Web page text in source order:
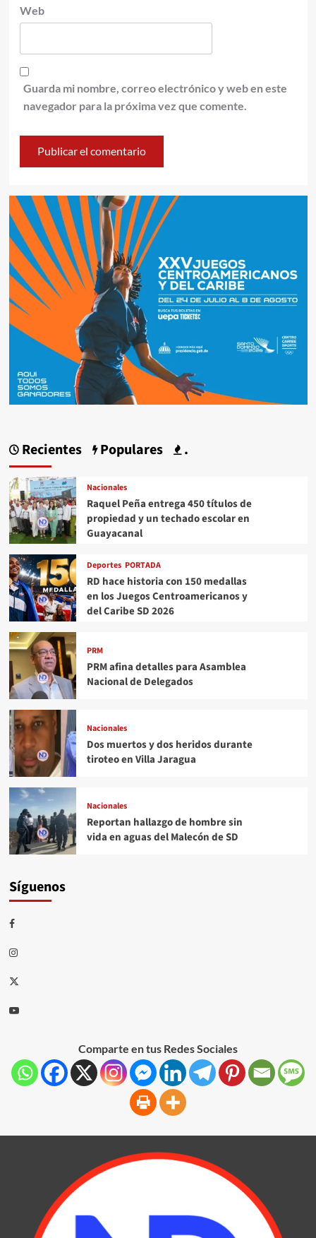
Web
Guarda mi nombre, correo electrónico y web en este
navegador para la próxima vez que comente.
Recientes Populares .
Nacionales
Raquel Peña entrega 450 títulos de
propiedad y un techado escolar en
Guayacanal
Deportes PORTADA
RD hace historia con 150 medallas
en los Juegos Centroamericanos y
del Caribe SD 2026
PRM
PRM afina detalles para Asamblea
Nacional de Delegados
Nacionales
Dos muertos y dos heridos durante
tiroteo en Villa Jaragua
Nacionales
Reportan hallazgo de hombre sin
vida en aguas del Malecón de SD
Síguenos
Comparte en tus Redes Sociales